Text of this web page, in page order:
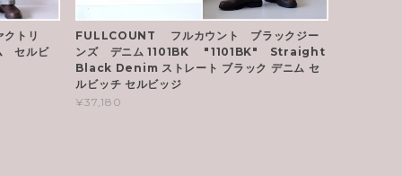
トリ
セルビ
FULLCOUNT フルカウント ブラックジー
ンズ デニム 1101BK "1101BK" Straight
Black Denim ストレート ブラック デニム セ
ルビッチ セルビッジ
¥37,180